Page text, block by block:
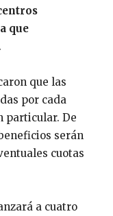
que
.
que las
por cada
particular. De
serán
cuotas
a cuatro